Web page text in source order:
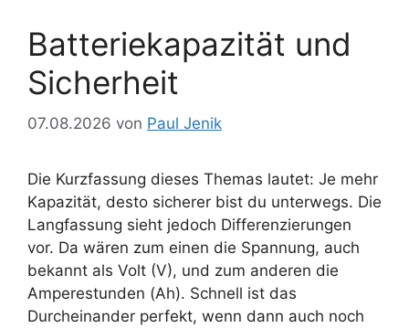
Batteriekapazität und
Sicherheit
07.08.2026 von Paul Jenik
​Die Kurzfassung dieses Themas lautet: Je mehr
Kapazität, desto sicherer bist du unterwegs. Die
Langfassung sieht jedoch Differenzierungen
vor. Da wären zum einen die Spannung, auch
bekannt als Volt (V), und zum anderen die
Amperestunden (Ah). Schnell ist das
Durcheinander perfekt, wenn dann auch noch